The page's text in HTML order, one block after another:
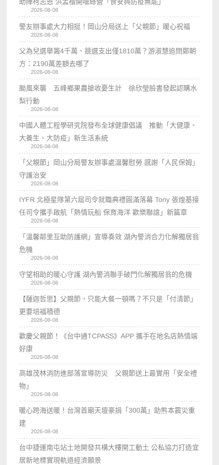
助陣柯志恩 洪孟楷開嗆綠營「食安與防疫無能」
2026-08-08
警友辦事處大力相挺！岡山分局送上「父親節」暖心祝福
2026-08-08
父為兒選舉籌4千萬、競選支出僅1810萬？游淑慧追問鄭朝
方：2190萬差額去哪了
2026-08-08
颱風來襲 五峰鄉果農搶收憂生計 徐欣瑩臉書發起認購水
梨行動
2026-08-08
中國人體工程學研究院發布全球健康倡議 推動「大健康、
大養生、大防疫」新生活系統
2026-08-08
「父親節」岡山分局警友辦事處溫馨慰勞 感謝「人民保姆」
守護治安
2026-08-08
IYFR 北極星隊第六屆司令就職典禮圓滿落幕 Tony 張煌基接
任司令攜手啟航「熱情玩船 保育海洋 歡樂聯誼」新篇章
2026-08-08
「溫馨鄰里互助防護網」宣導奏效 湖內警消合力化解獨居翁
危機
2026-08-08
守望相助的暖心守護 湖內警消聯手破門化解獨居翁的危機
2026-08-08
【薩迦哲思】父親節，只能大餐一頓嗎？不只是「付清節」
更要培福積德
2026-08-08
歡慶父親節！《台中通TCPASS》APP 攜手在地名店熱情端
好康
2026-08-08
高雄茂林消防進部落宣導防災 父親節送上最實用「安全禮
物」
2026-08-08
暖心跨海送暖！台灣首廟天壇豪捐「300萬」助熊本震災重
建
2026-08-08
台中捷運南屯站土地開發共構大樓開工動土 公私協力打造宜
居新地標實現軌道經濟願景